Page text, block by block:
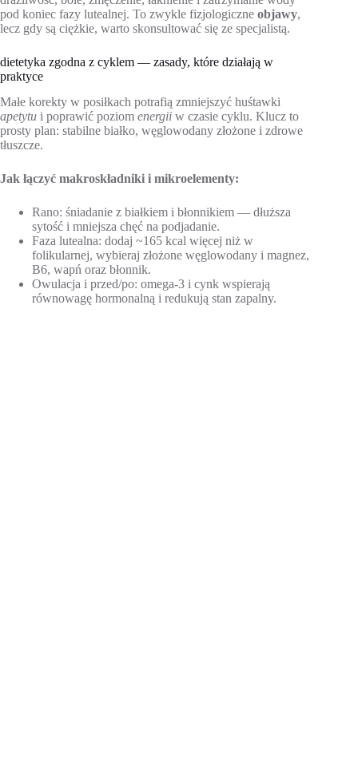
pod koniec fazy lutealnej. To zwykle fizjologiczne objawy,
lecz gdy są ciężkie, warto skonsultować się ze specjalistą.
dietetyka zgodna z cyklem — zasady, które działają w
praktyce
Małe korekty w posiłkach potrafią zmniejszyć huśtawki
apetytu i poprawić poziom energii w czasie cyklu. Klucz to
prosty plan: stabilne białko, węglowodany złożone i zdrowe
tłuszcze.
Jak łączyć makroskładniki i mikroelementy:
Rano: śniadanie z białkiem i błonnikiem — dłuższa
sytość i mniejsza chęć na podjadanie.
Faza lutealna: dodaj ~165 kcal więcej niż w
folikularnej, wybieraj złożone węglowodany i magnez,
B6, wapń oraz błonnik.
Owulacja i przed/po: omega-3 i cynk wspierają
równowagę hormonalną i redukują stan zapalny.